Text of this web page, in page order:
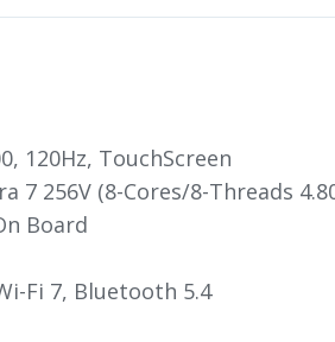
120Hz, TouchScreen
7 256V (8-Cores/8-Threads
Board
Fi 7, Bluetooth 5.4